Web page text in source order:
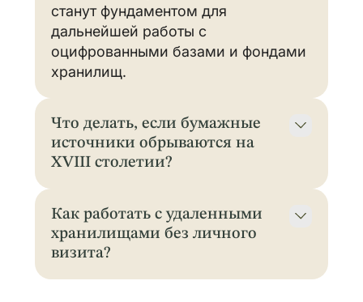
станут фундаментом для
дальнейшей работы с
оцифрованными базами и фондами
хранилищ.
Что делать, если бумажные
источники обрываются на
XVIII столетии?
генеалогии. ДНК-тест выявляет
этническое происхождение и
находит родственников по общим
сегментам. Этот метод особенно
ценен, когда традиционные
Как работать с удаленными
хранилищами без личного
визита?